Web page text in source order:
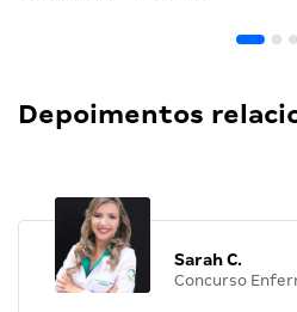
Depoimentos
Sarah C.
Concurso